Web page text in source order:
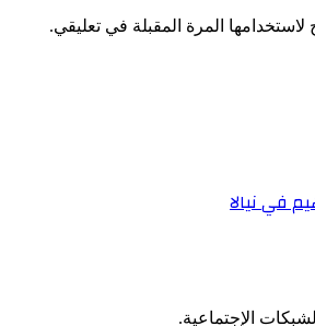
المرة المقبلة في تعليقي.
في نيالا
الإجتماعية.